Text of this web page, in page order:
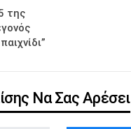
της
Να Σας Αρέσει